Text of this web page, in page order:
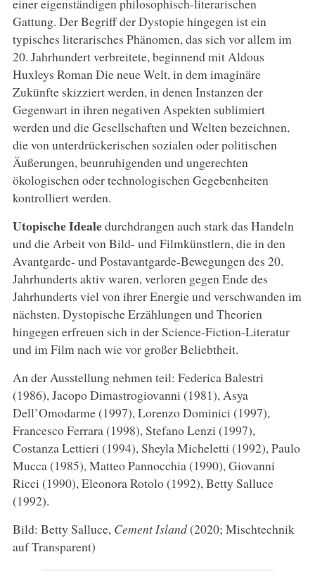
Gattung. Der Begriff der Dystopie hingegen ist ein
typisches literarisches Phänomen, das sich vor allem im
20. Jahrhundert verbreitete, beginnend mit Aldous
Huxleys Roman Die neue Welt, in dem imaginäre
Zukünfte skizziert werden, in denen Instanzen der
Gegenwart in ihren negativen Aspekten sublimiert
werden und die Gesellschaften und Welten bezeichnen,
die von unterdrückerischen sozialen oder politischen
Äußerungen, beunruhigenden und ungerechten
ökologischen oder technologischen Gegebenheiten
kontrolliert werden.
Utopische Idealedurchdrangen auch stark das Handeln
und die Arbeit von Bild- und Filmkünstlern, die in den
Avantgarde- und Postavantgarde-Bewegungen des 20.
Jahrhunderts aktiv waren, verloren gegen Ende des
Jahrhunderts viel von ihrer Energie und verschwanden im
nächsten. Dystopische Erzählungen und Theorien
hingegen erfreuen sich in der Science-Fiction-Literatur
und im Film nach wie vor großer Beliebtheit.
An der Ausstellung nehmen teil: Federica Balestri
(1986), Jacopo Dimastrogiovanni (1981), Asya
Dell’Omodarme (1997), Lorenzo Dominici (1997),
Francesco Ferrara (1998), Stefano Lenzi (1997),
Costanza Lettieri (1994), Sheyla Micheletti (1992), Paulo
Mucca (1985), Matteo Pannocchia (1990), Giovanni
Ricci (1990), Eleonora Rotolo (1992), Betty Salluce
(1992).
Bild: Betty Salluce, Cement Island(2020; Mischtechnik
auf Transparent)